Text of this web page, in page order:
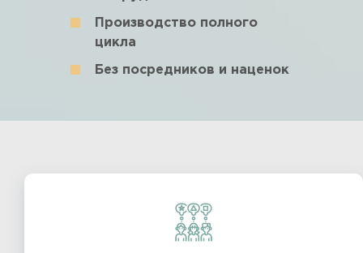
Производство полного
цикла
Без посредников и наценок